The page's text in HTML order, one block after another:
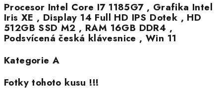
Procesor Intel Core I7 1185G7 , Grafika Intel
Iris XE , Display 14 Full HD IPS Dotek , HD
512GB SSD M2 , RAM 16GB DDR4 ,
Podsvícená česká klávesnice , Win 11
Kategorie A
Fotky tohoto kusu !!!